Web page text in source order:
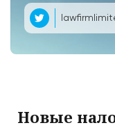
Новые